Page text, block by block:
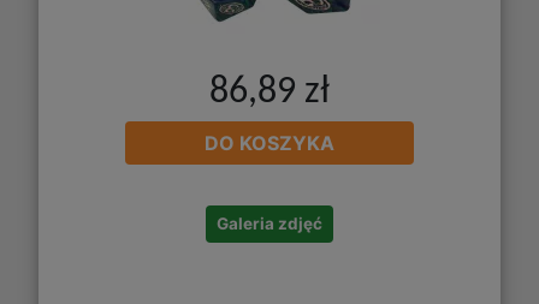
86,89 zł
DO KOSZYKA
Galeria zdjęć